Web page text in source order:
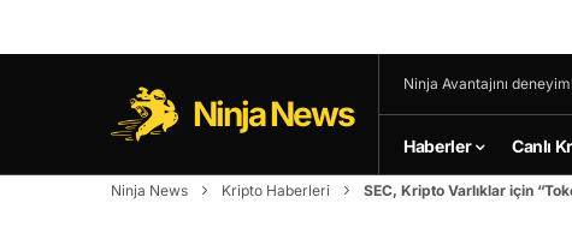
Ninja News
Ninja Avantajını
Haberler Canlı
Ninja News Kripto Haberleri SEC, Kripto Varlıklar için